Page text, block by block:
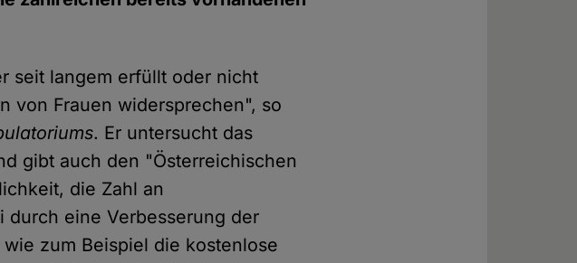
seit langem erfüllt oder nicht
von Frauen widersprechen", so
. Er untersucht das
gibt auch den "Österreichischen
die Zahl an
durch eine Verbesserung der
zum Beispiel die kostenlose